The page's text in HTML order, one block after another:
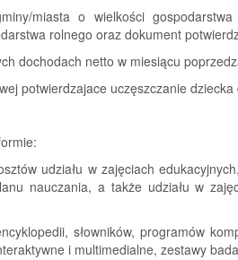
miasta o wielkości
rolnego oraz dokument
dochodach netto w miesiącu
potwierdzajace uczęszczanie dziecka
udziału w zajęciach
nauczania, a także udziału w
słowników, programów
i multimedialne, zestawy